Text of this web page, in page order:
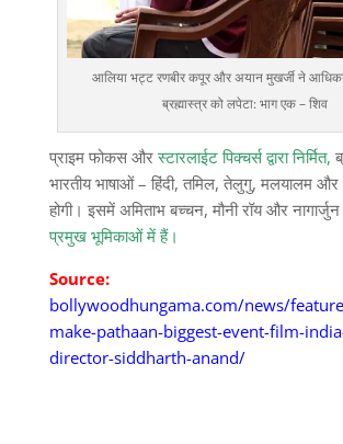
आलिया भट्ट रणबीर कपूर और अयान मुखर्जी ने
ब्रह्मास्त्र को लपेटा: भाग एक – शिव
प्राइम फोकस औरस्टारलाईट पिक्चर्स द्वारा निर्मित,
भारतीय भाषाओं – हिंदी, तमिल, तेलुगु, मलयालम
होगी। इसमें अमिताभ बच्चन, मौनी रॉय और
प्रमुख भूमिकाओं में हैं।
Source:
bollywoodhungama.com/news/
make-pathaan-biggest-event-film-
director-siddharth-anand/